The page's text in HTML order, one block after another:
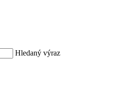
Hledaný výraz